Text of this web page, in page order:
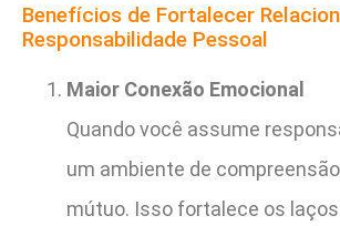
Benefícios de Fortalecer
Responsabilidade Pessoal
Maior Conexão Emocional
Quando você assume
um ambiente de
mútuo. Isso fortalece os